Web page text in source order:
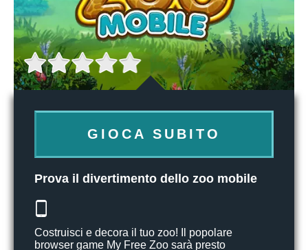
GIOCA SUBITO
Prova il divertimento dello zoo mobile
Costruisci e decora il tuo zoo! Il popolare
browser game My Free Zoo sarà presto